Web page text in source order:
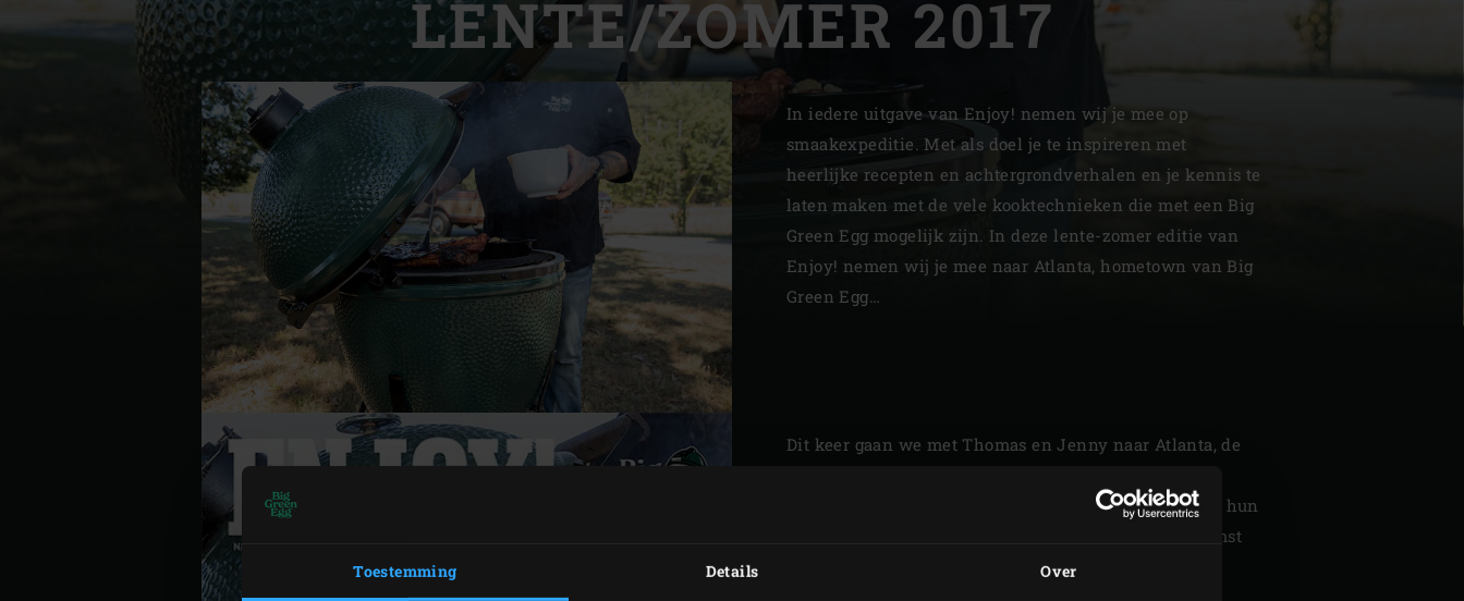
Toestemming Details Over
Denmark | Danmark
Estonia | Eesti
Finland | Suomi
France | France
Germany | Deutschland
Greece | Ελλάδα
Hungary | Magyarország
Slovenia | Slovenija
Spain | España
Sweden | Sverige
Switzerland (French) | Schweiz (Français)
Switzerland | Schweiz
Turkey | Türkiye
LENTE/ZOMER 2017
In iedere uitgave van Enjoy! nemen wij je mee op
smaakexpeditie. Met als doel je te inspireren met
heerlijke recepten en achtergrondverhalen en je kennis te
laten maken met de vele kooktechnieken die met een Big
Green Egg mogelijk zijn. In deze lente-zomer editie van
Enjoy! nemen wij je mee naar Atlanta, hometown van Big
Green Egg…
Dit keer gaan we met Thomas en Jenny naar Atlanta, de
authentieke stel uit Zweden is al jaren verknocht aan hun
(inmiddels 13!) EGG’s. Ze gaan op zoek naar de herkomst
van Big Green Egg en maken kennis met de lokale